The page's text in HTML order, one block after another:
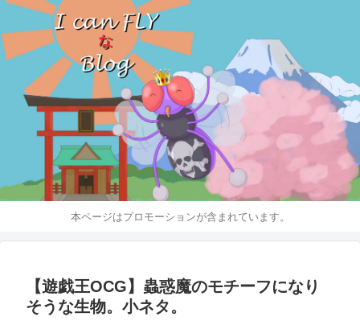
本ページはプロモーションが含まれています。
【遊戯王OCG】蟲惑魔のモチーフになり
そうな生物。小ネタ。